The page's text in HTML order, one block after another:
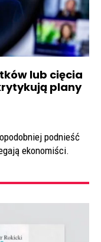
lub cięcia
plany
podnieść
ekonomiści.